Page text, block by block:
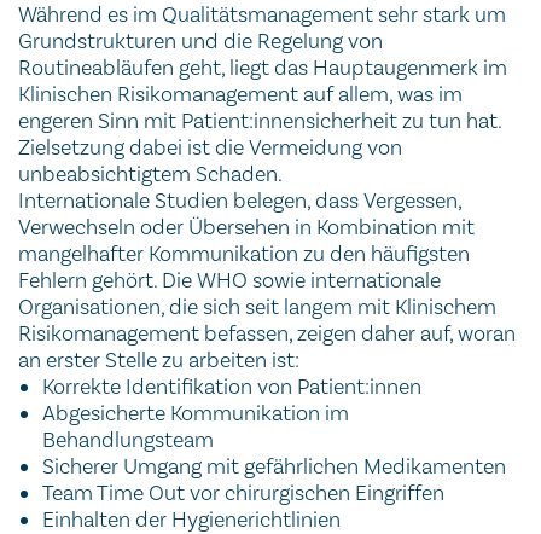
Während es im Qualitätsmanagement sehr stark um
Grundstrukturen und die Regelung von
Routineabläufen geht, liegt das Hauptaugenmerk im
Klinischen Risikomanagement auf allem, was im
engeren Sinn mit Patient:innensicherheit zu tun hat.
Zielsetzung dabei ist die Vermeidung von
unbeabsichtigtem Schaden.
Internationale Studien belegen, dass Vergessen,
Verwechseln oder Übersehen in Kombination mit
mangelhafter Kommunikation zu den häufigsten
Fehlern gehört. Die WHO sowie internationale
Organisationen, die sich seit langem mit Klinischem
Risikomanagement befassen, zeigen daher auf, woran
an erster Stelle zu arbeiten ist:
Korrekte Identifikation von Patient:innen
Abgesicherte Kommunikation im
Behandlungsteam
Sicherer Umgang mit gefährlichen Medikamenten
Team Time Out vor chirurgischen Eingriffen
Einhalten der Hygienerichtlinien